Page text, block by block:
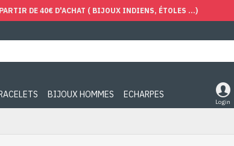
DE 40€ D'ACHAT ( BIJOUX INDIENS, ÉTOLES ...)
BIJOUX HOMMES ECHARPES
Login